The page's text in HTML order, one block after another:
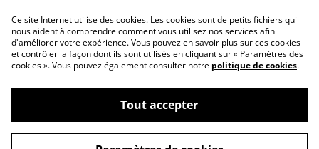
confidentialité
Politique de cookies
©2026Ecosavea
Ce site Internet utilise des cookies. Les cookies sont de petits fichiers qui
nous aident à comprendre comment vous utilisez nos services afin
d'améliorer votre expérience. Vous pouvez en savoir plus sur ces cookies
et contrôler la façon dont ils sont utilisés en cliquant sur « Paramètres des
cookies ». Vous pouvez également consulter notre politique de cookies.
Tout accepter